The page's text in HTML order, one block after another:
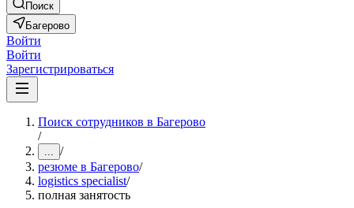
Поиск
Багерово
Войти
Войти
Зарегистрироваться
Поиск сотрудников в Багерово
/
... /
резюме в Багерово/
logistics specialist/
полная занятость